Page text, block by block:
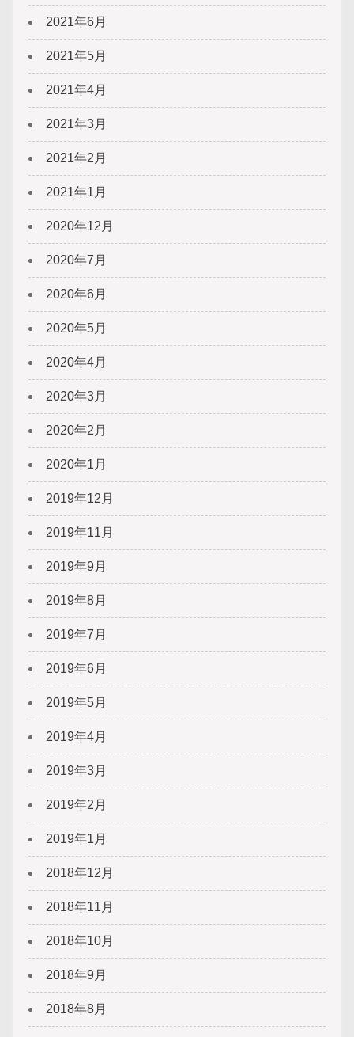
2021年6月
2021年5月
2021年4月
2021年3月
2021年2月
2021年1月
2020年12月
2020年7月
2020年6月
2020年5月
2020年4月
2020年3月
2020年2月
2020年1月
2019年12月
2019年11月
2019年9月
2019年8月
2019年7月
2019年6月
2019年5月
2019年4月
2019年3月
2019年2月
2019年1月
2018年12月
2018年11月
2018年10月
2018年9月
2018年8月